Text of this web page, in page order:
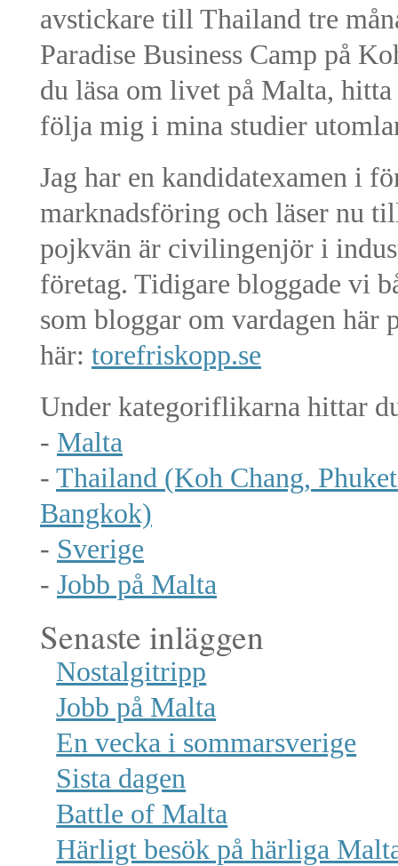
avstickare till Thailand tre
Paradise Business Camp på
du läsa om livet på Malta,
följa mig i mina studier
Jag har en kandidatexamen i
marknadsföring och läser nu
pojkvän är civilingenjör i
företag. Tidigare bloggade vi
som bloggar om vardagen
här: torefriskopp.se
Under kategoriflikarna hittar
- Malta
- Thailand (Koh Chang,
Bangkok)
- Sverige
- Jobb på Malta
Senaste inläggen
Nostalgitripp
Jobb på Malta
En vecka i sommarsverige
Sista dagen
Battle of Malta
Härligt besök på härliga